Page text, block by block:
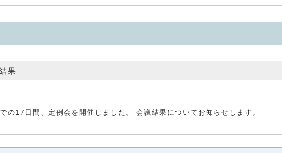
果
の17日間、定例会を開催しました。 会議結果についてお知らせします。